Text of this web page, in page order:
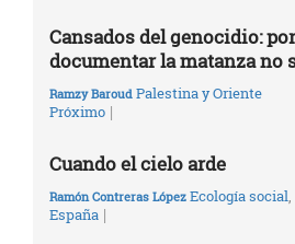
Cansados del genocidio:
documentar la matanza no
Ramzy Baroud Palestina y Oriente
Próximo |
Cuando el cielo arde
Ramón Contreras López Ecología social
España |